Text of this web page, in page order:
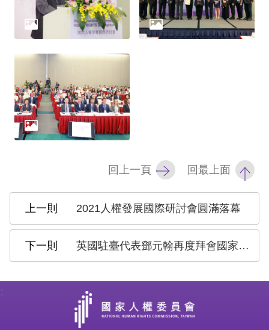
障
礙
頁
宣
言
回上一頁 回最上面
2021人權發展國際研討會圓滿落幕
英國駐臺代表鄧元翰再度拜會國家人權委員會 共商人權議題之交流合作